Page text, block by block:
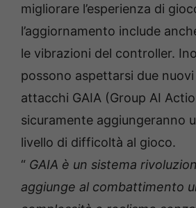
migliorare l’esperienza di
l’aggiornamento include
le vibrazioni del controller.
possono aspettarsi due
attacchi GAIA (Group AI
sicuramente aggiungeranno
livello di difficoltà al gioco.
“ GAIA è un sistema
aggiunge al combattimento